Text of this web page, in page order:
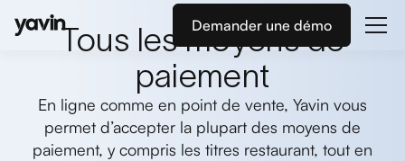
Demander une démo
Tous les moyens de
paiement
En ligne comme en point de vente, Yavin vous
permet d’accepter la plupart des moyens de
paiement, y compris les titres restaurant, tout en